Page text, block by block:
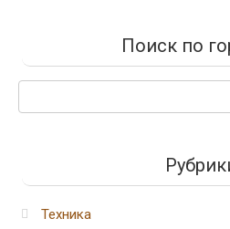
Поиск по
Поиск:
Техника